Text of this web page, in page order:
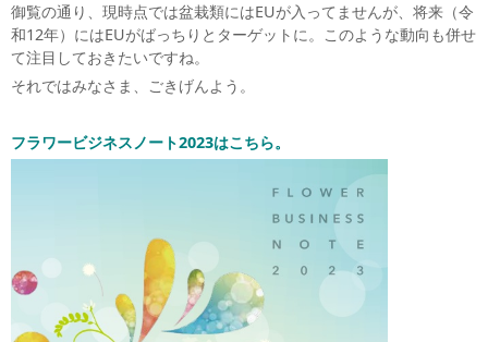
御覧の通り、現時点では盆栽類にはEUが入ってませんが、将来（令
和12年）にはEUがばっちりとターゲットに。このような動向も併せ
て注目しておきたいですね。
それではみなさま、ごきげんよう。
フラワービジネスノート2023はこちら。